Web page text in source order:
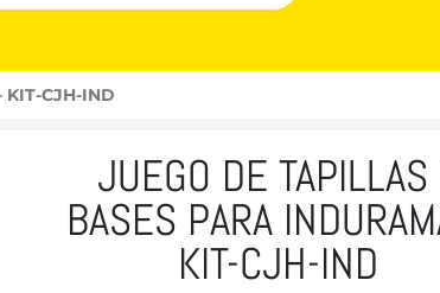
CJH-IND
JUEGO DE TAPILLAS
BASES PARA
KIT-CJH-IND